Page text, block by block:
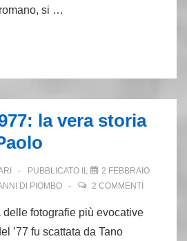
si …
la vera storia
PUBBLICATO IL
2 FEBBRAIO
DI PIOMBO 2 COMMENTI
delle fotografie più evocative
’77 fu scattata da Tano